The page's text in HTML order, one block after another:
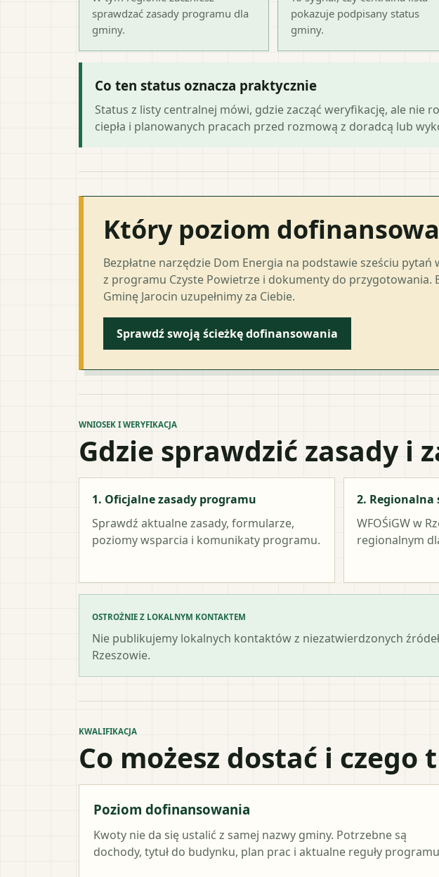
sprawdzać zasady programu dla
gminy.
pokazuje podpisany status
gminy.
Co ten status oznacza praktycznie
Status z listy centralnej mówi, gdzie zacząć weryfikację, ale
ciepła i planowanych pracach przed rozmową z doradcą lub
Który poziom
Bezpłatne narzędzie Dom Energia na podstawie sześciu
z programu Czyste Powietrze i dokumenty do przygotowania.
Gminę Jarocin uzupełnimy za Ciebie.
Sprawdź swoją ścieżkę dofinansowania
WNIOSEK I WERYFIKACJA
Gdzie sprawdzić zasady i
1. Oficjalne zasady programu
Sprawdź aktualne zasady, formularze,
poziomy wsparcia i komunikaty programu.
2. Regionalna
WFOŚiGW w
regionalnym
OSTROŻNIE Z LOKALNYM KONTAKTEM
Nie publikujemy lokalnych kontaktów z niezatwierdzonych
Rzeszowie.
KWALIFIKACJA
Co możesz dostać i
Poziom dofinansowania
Kwoty nie da się ustalić z samej nazwy gminy. Potrzebne są
dochody, tytuł do budynku, plan prac i aktualne reguły